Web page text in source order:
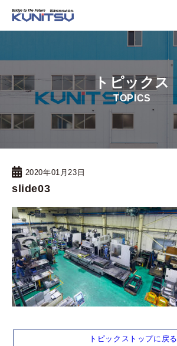
トピックス
TOPICS
2020年01月23日
slide03
トピックストップに戻る